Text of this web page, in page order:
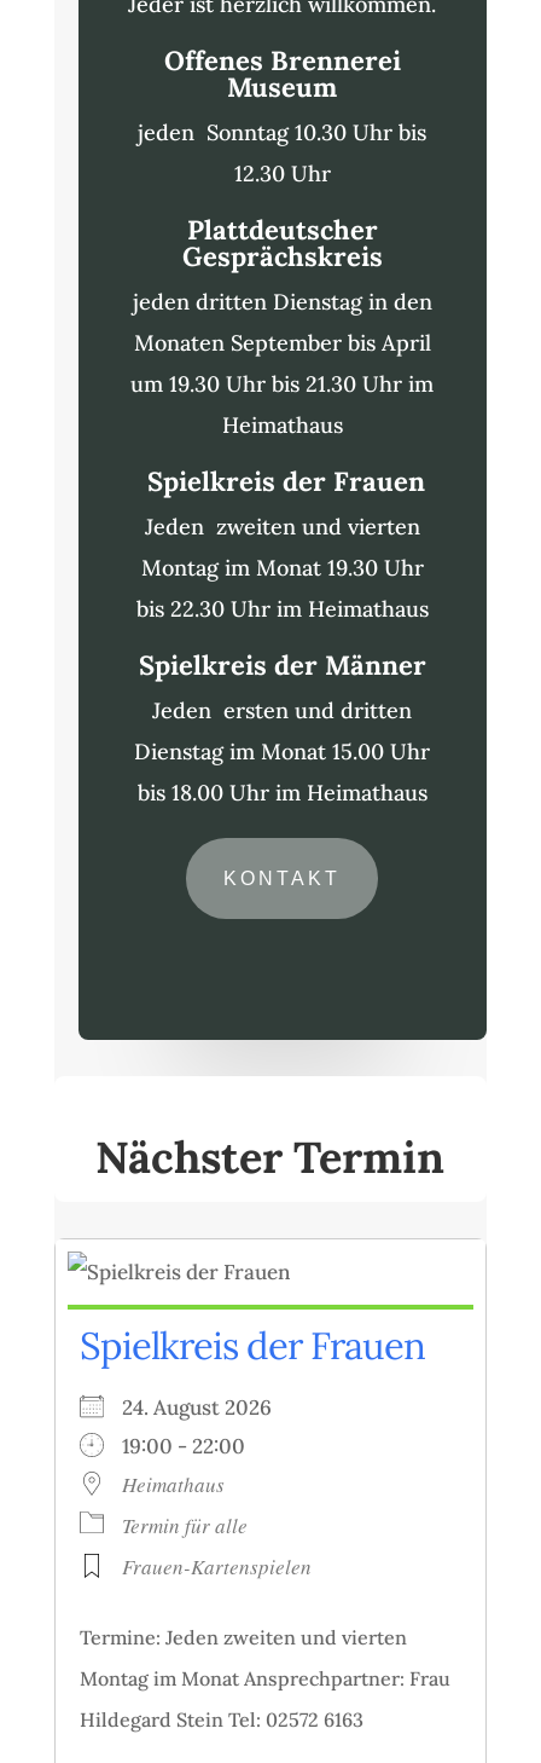
Offenes Brennerei
Museum
jeden Sonntag 10.30 Uhr bis
12.30 Uhr
Plattdeutscher
Gesprächskreis
jeden dritten Dienstag in den
Monaten September bis April
um 19.30 Uhr bis 21.30 Uhr im
Heimathaus
Spielkreis der Frauen
Jeden zweiten und vierten
Montag im Monat 19.30 Uhr
bis 22.30 Uhr im Heimathaus
Spielkreis der Männer
Jeden ersten und dritten
Dienstag im Monat 15.00 Uhr
bis 18.00 Uhr im Heimathaus
KONTAKT
Nächster Termin
Spielkreis der Frauen
24. August 2026
19:00 - 22:00
Heimathaus
Termin für alle
Frauen-Kartenspielen
Termine: Jeden zweiten und vierten
Montag im Monat Ansprechpartner: Frau
Hildegard Stein Tel: 02572 6163